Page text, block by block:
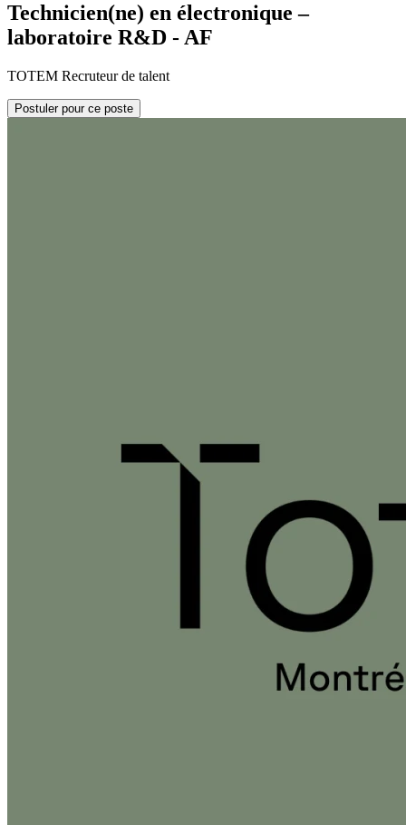
Technicien(ne) en électronique –
laboratoire R&D - AF
TOTEM Recruteur de talent
Postuler pour ce poste